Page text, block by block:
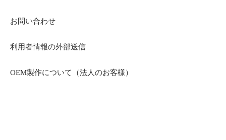
お問い合わせ
利用者情報の外部送信
OEM製作について（法人のお客様）